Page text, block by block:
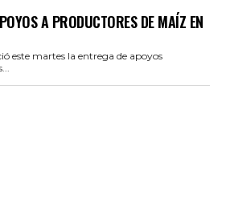
A PRODUCTORES DE MAÍZ EN
este martes la entrega de apoyos